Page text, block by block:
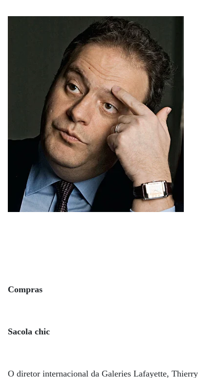
Compras
Sacola chic
O diretor internacional da Galeries Lafayette, Thierry